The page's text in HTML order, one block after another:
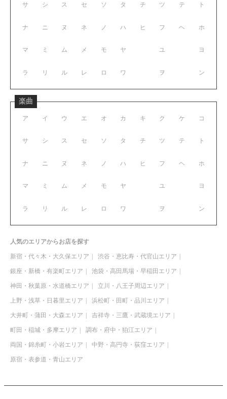
サ シ ス セ ソ
ナ ニ ヌ ネ ノ
マ ミ ム メ モ
ラ リ ル レ ロ
タ チ ツ テ ト
ハ ヒ フ ヘ ホ
ヤ ユ ヨ
ワ ヲ ン
楽曲
ア イ ウ エ オ
サ シ ス セ ソ
ナ ニ ヌ ネ ノ
マ ミ ム メ モ
ラ リ ル レ ロ
カ キ ク ケ コ
タ チ ツ テ ト
ハ ヒ フ ヘ ホ
ヤ ユ ヨ
ワ ヲ ン
人気のエリアからお店を探す
新宿・代々木・大久保エリア 渋谷・恵比寿・代官山エリア
銀座・新橋・有楽町エリア 池袋・高田馬場・早稲田エリア
神田・秋葉原・水道橋エリア 立川・八王子周辺エリア
上野・浅草・日暮里エリア 浜松町・田町・品川エリア
大井町・蒲田・大森エリア 吉祥寺・三鷹・武蔵境エリア
町田・稲城・多摩エリア 調布・府中・狛江エリア
両国・錦糸町・小岩エリア 中野・高円寺・荻窪エリア
原宿・表参道・青山エリア